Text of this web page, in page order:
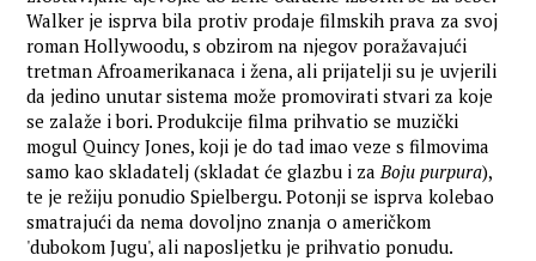
Walker je isprva bila protiv prodaje filmskih prava za svoj
roman Hollywoodu, s obzirom na njegov poražavajući
tretman Afroamerikanaca i žena, ali prijatelji su je uvjerili
da jedino unutar sistema može promovirati stvari za koje
se zalaže i bori. Produkcije filma prihvatio se muzički
mogul Quincy Jones, koji je do tad imao veze s filmovima
samo kao skladatelj (skladat će glazbu i zaBoju purpura),
te je režiju ponudio Spielbergu. Potonji se isprva kolebao
smatrajući da nema dovoljno znanja o američkom
'dubokom Jugu', ali naposljetku je prihvatio ponudu.